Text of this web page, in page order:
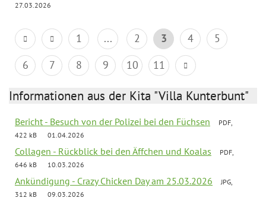
27.03.2026
1 ... 2 3 4
5
6
7 8 9 10 11
Informationen aus der Kita "Villa Kunterbunt"
Bericht - Besuch von der Polizei bei den Füchsen
PDF,
422 kB
01.04.2026
Collagen - Rückblick bei den Äffchen und Koalas
PDF,
646 kB
10.03.2026
Ankündigung - Crazy Chicken Day am 25.03.2026
JPG,
312 kB
09.03.2026